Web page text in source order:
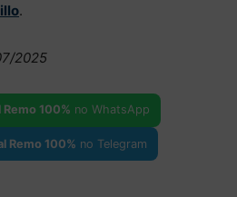
.
2025
Remo 100% no WhatsApp
Remo 100% no Telegram